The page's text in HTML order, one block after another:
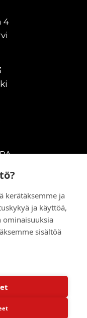
kerätäksemme ja
ja käyttöä,
ominaisuuksia
sisältöä
4